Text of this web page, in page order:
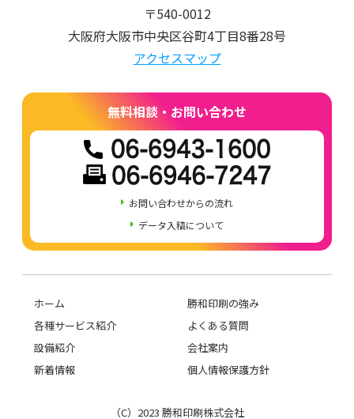
〒540-0012
大阪府大阪市中央区谷町4丁目8番28号
アクセスマップ
無料相談・お問い合わせ
お問い合わせからの流れ
データ入稿について
ホーム
勝和印刷の強み
各種サービス紹介
よくある質問
設備紹介
会社案内
新着情報
個人情報保護方針
（C）2023 勝和印刷株式会社